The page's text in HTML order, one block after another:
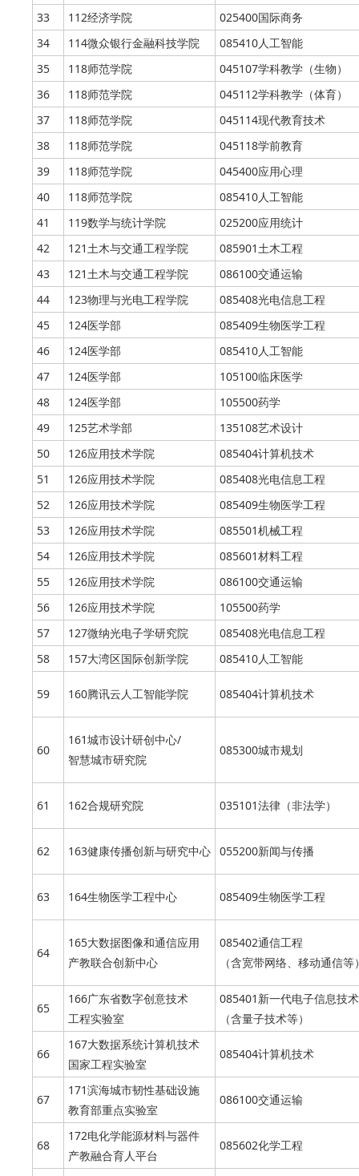
33
112经济学院
025400国际商务
34
114微众银行金融科技学院
085410人工智能
35
118师范学院
045107学科教学（生物）
36
118师范学院
045112学科教学（体育）
37
118师范学院
045114现代教育技术
38
118师范学院
045118学前教育
39
118师范学院
045400应用心理
40
118师范学院
085410人工智能
41
119数学与统计学院
025200应用统计
42
121土木与交通工程学院
085901土木工程
43
121土木与交通工程学院
086100交通运输
44
123物理与光电工程学院
085408光电信息工程
45
124医学部
085409生物医学工程
46
124医学部
085410人工智能
47
124医学部
105100临床医学
48
124医学部
105500药学
49
125艺术学部
135108艺术设计
50
126应用技术学院
085404计算机技术
51
126应用技术学院
085408光电信息工程
52
126应用技术学院
085409生物医学工程
53
126应用技术学院
085501机械工程
54
126应用技术学院
085601材料工程
55
126应用技术学院
086100交通运输
56
126应用技术学院
105500药学
57
127微纳光电子学研究院
085408光电信息工程
58
157大湾区国际创新学院 085410人工智能
59 160腾讯云人工智能学院 085404计算机技术
60
161城市设计研创中心/
智慧城市研究院
085300城市规划
61 162合规研究院 035101法律（非法学）
62 163健康传播创新与研究中心 055200新闻与传播
63 164生物医学工程中心 085409生物医学工程
64
165大数据图像和通信应用
产教联合创新中心
085402通信工程
（含宽带网络、移动通信等
65
166广东省数字创意技术
工程实验室
085401新一代电子信息技术
（含量子技术等）
66
167大数据系统计算机技术
国家工程实验室
085404计算机技术
67
171滨海城市韧性基础设施
教育部重点实验室
086100交通运输
68
172电化学能源材料与器件
产教融合育人平台
085602化学工程